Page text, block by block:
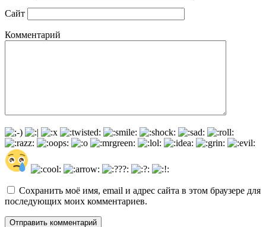
Сайт
Комментарий
Сохранить моё имя, email и адрес сайта в этом браузере для
последующих моих комментариев.